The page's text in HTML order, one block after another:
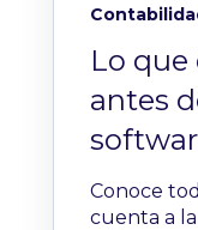
Lo que
antes
Conoce
cuenta a